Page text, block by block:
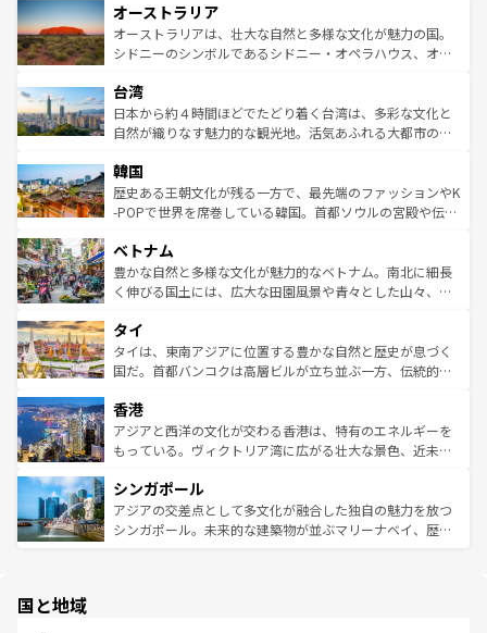
部のニューオーリンズでは、音楽と美食が融合した独特の
文化が魅力。旅行者はアメリカの各地域で異なる魅力を楽
しみながら、その多様性と豊かな歴史を感じることができ
ならではの贅沢な旅のスタイルだ。 なお、新着のアメリカ
情報はコンテンツ一覧を参照してほしい。
ワイ島は見逃せない。また、定番の観光地といえばオアフ
島だが、静かな自然を求めるならマウイ島やカウアイ島が
おすすめ。エメラルドグリーンに輝く海をはじめ、豊かな
れるおもてなしの心で訪れる人々を迎えてくれるハワイの
人々、おいしいローカルフードやハワイアンミュージッ
ク、伝統的なフラダンスなど、すべてがハワイの魅力を彩
ワイを、存分に味わってほしい。 なお、新着のハワイ情報
はコンテンツ一覧を参照してほしい。
オーストラリア
オーストラリアは、壮大な自然と多様な文化が魅力の国。
シドニーのシンボルであるシドニー・オペラハウス、オー
リアリーフや大陸中央部にそびえるウルル（エアーズロッ
ク）、タスマニアの美しい原生林やケアンズの熱帯雨林な
ど、見どころがたくさん。また、カフェやワイン、オージ
いる。アクティビティも充実しており、サーフィンやダイ
ビング、ハイキングなど、アウトドア好きにはたまらな
い。オーストラリアの多彩な魅力を存分に味わいつくそ
参照してほしい。
台湾
日本から約４時間ほどでたどり着く台湾は、多彩な文化と
自然が織りなす魅力的な観光地。活気あふれる大都市の台
ン）、静ひつな山岳地帯である台湾東部など、都市の喧騒
と山間の静けさが共存しており、訪れる人に新しい発見と
驚きをもたらしてくれる。また、奥深い台湾の食文化も魅
容にもいいと評判のスイーツなど、バラエティ豊かな料理
が味わえる。 なお、新着の台湾情報は コンテンツ一覧を参
照してほしい。
韓国
歴史ある王朝文化が残る一方で、最先端のファッションやK
-POPで世界を席巻している韓国。首都ソウルの宮殿や伝統
き、地方に足を延ばせば四季折々の自然美を楽しむことが
できる。そして、キムチや焼肉、絶品のストリートフード
まで、さまざまな韓国料理が待っている。夜には、韓国な
リティに包まれながら、韓国の多彩な魅力を心ゆくまで味
わってみてほしい。 なお、新着の韓国情報はコンテンツ一
覧を参照してほしい。
ベトナム
豊かな自然と多様な文化が魅力的なベトナム。南北に細長
く伸びる国土には、広大な田園風景や青々とした山々、世
急速な発展と共に伝統が息づく。ハノイの古い町並みやホ
ーチミン市のフランス統治時代の建物も、独特の雰囲気を
醸し出している。また、バラエティの豊かさとおいしさで
とつ。フォーやバインミー、ベトナムコーヒーなどは、ぜ
ひ現地で味わいたい。どの地域を訪れてもあたたかい人々
が旅行者を迎えてくれるので、きっと忘れられない旅にな
参照してほしい。
タイ
タイは、東南アジアに位置する豊かな自然と歴史が息づく
国だ。首都バンコクは高層ビルが立ち並ぶ一方、伝統的な
の活気が交差している。北部ではチェンマイなどの山岳地
帯で自然と触れ合い、南部ではプーケットやクラビの美し
いビーチでリゾート気分を楽しむことができる。タイ料理
激する。気候は一年中温暖で、どの季節にも異なる楽しみ
が待っている。親しみやすいタイの人々、仏教を中心とし
た文化、そして多様な観光資源が、訪れる旅人を魅了し続
香港
アジアと西洋の文化が交わる香港は、特有のエネルギーを
もっている。ヴィクトリア湾に広がる壮大な景色、近未来
み、どこを訪れても感動するはず。観光スポットが密集し
ており、効率よく見どころを回れるのも魅力。息をのむよ
うな絶景から文化的な体験まで、香港を存分に楽しみ尽く
シンガポール
アジアの交差点として多文化が融合した独自の魅力を放つ
シンガポール。未来的な建築物が並ぶマリーナベイ、歴史
国と地域